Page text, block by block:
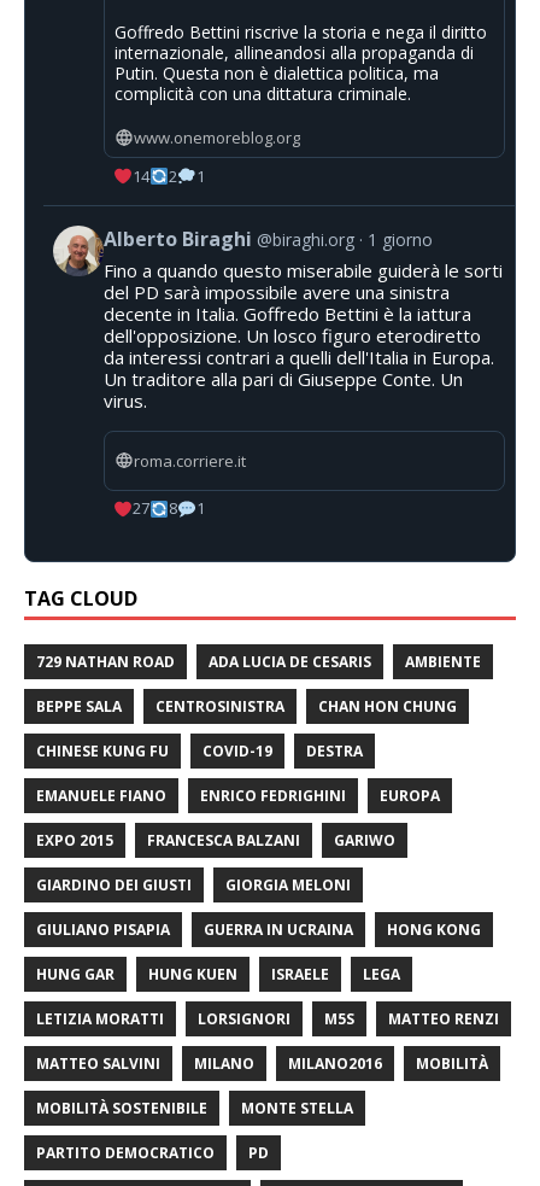
Goffredo Bettini riscrive la storia e nega il diritto
internazionale, allineandosi alla propaganda di
Putin. Questa non è dialettica politica, ma
complicità con una dittatura criminale.
www.onemoreblog.org
14
2 1
Alberto Biraghi @biraghi.org 1 giorno
Fino a quando questo miserabile guiderà le sorti
del PD sarà impossibile avere una sinistra
decente in Italia. Goffredo Bettini è la iattura
dell'opposizione. Un losco figuro eterodiretto
da interessi contrari a quelli dell'Italia in Europa.
Un traditore alla pari di Giuseppe Conte. Un
virus.
roma.corriere.it
27 8 1
TAG CLOUD
729 NATHAN ROAD ADA LUCIA DE CESARIS AMBIENTE
BEPPE SALA CENTROSINISTRA CHAN HON CHUNG
CHINESE KUNG FU COVID-19 DESTRA
EMANUELE FIANO ENRICO FEDRIGHINI EUROPA
EXPO 2015 FRANCESCA BALZANI GARIWO
GIARDINO DEI GIUSTI GIORGIA MELONI
GIULIANO PISAPIA GUERRA IN UCRAINA HONG KONG
HUNG GAR HUNG KUEN ISRAELE LEGA
LETIZIA MORATTI LORSIGNORI M5S MATTEO RENZI
MATTEO SALVINI MILANO MILANO2016 MOBILITÀ
MOBILITÀ SOSTENIBILE MONTE STELLA
PARTITO DEMOCRATICO PD